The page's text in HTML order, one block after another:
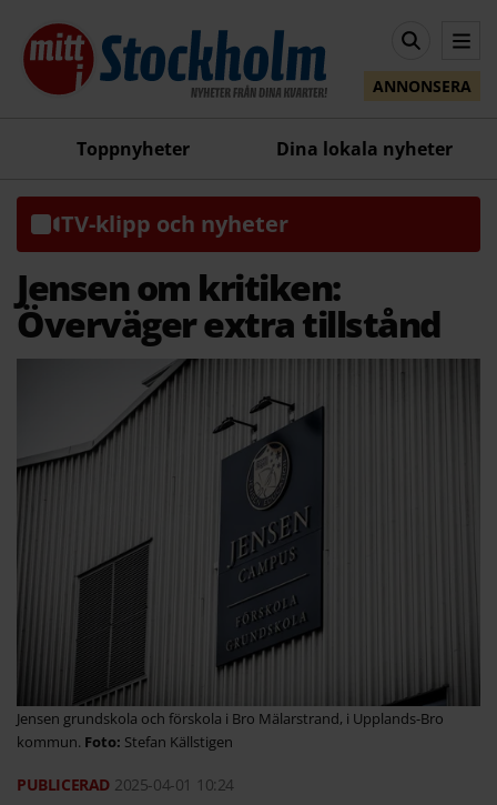
ANNONSERA
Toppnyheter Dina lokala nyheter
TV-klipp och nyheter
Jensen om kritiken:
Överväger extra tillstånd
Jensen grundskola och förskola i Bro Mälarstrand, i Upplands-Bro
kommun.
Stefan Källstigen
2025-04-01 10:24